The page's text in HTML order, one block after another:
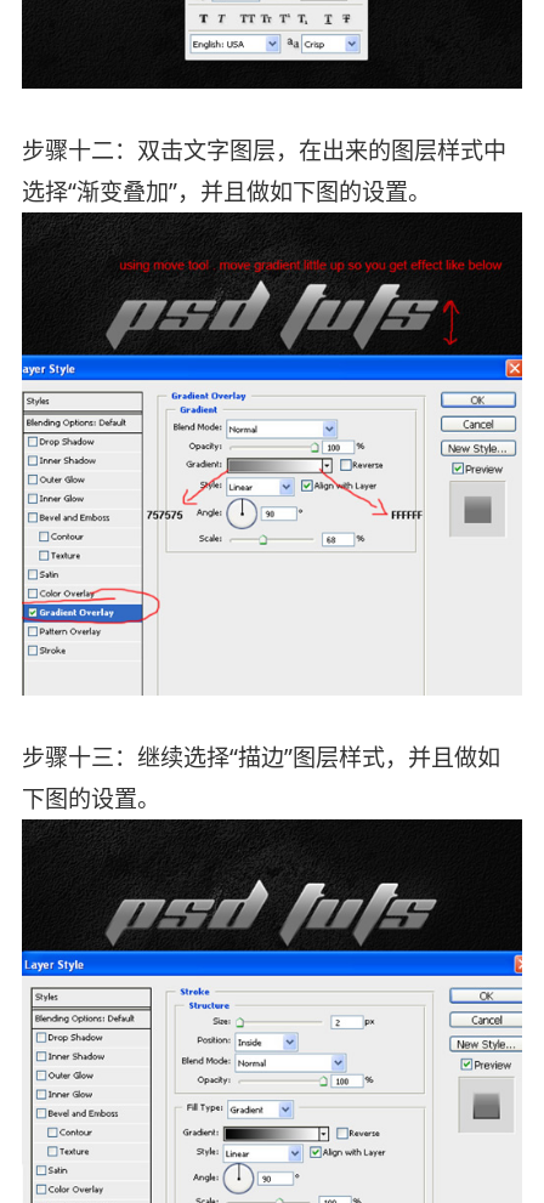
步骤十二：双击文字图层，在出来的图层样式中
选择“渐变叠加”，并且做如下图的设置。
步骤十三：继续选择“描边”图层样式，并且做如
下图的设置。